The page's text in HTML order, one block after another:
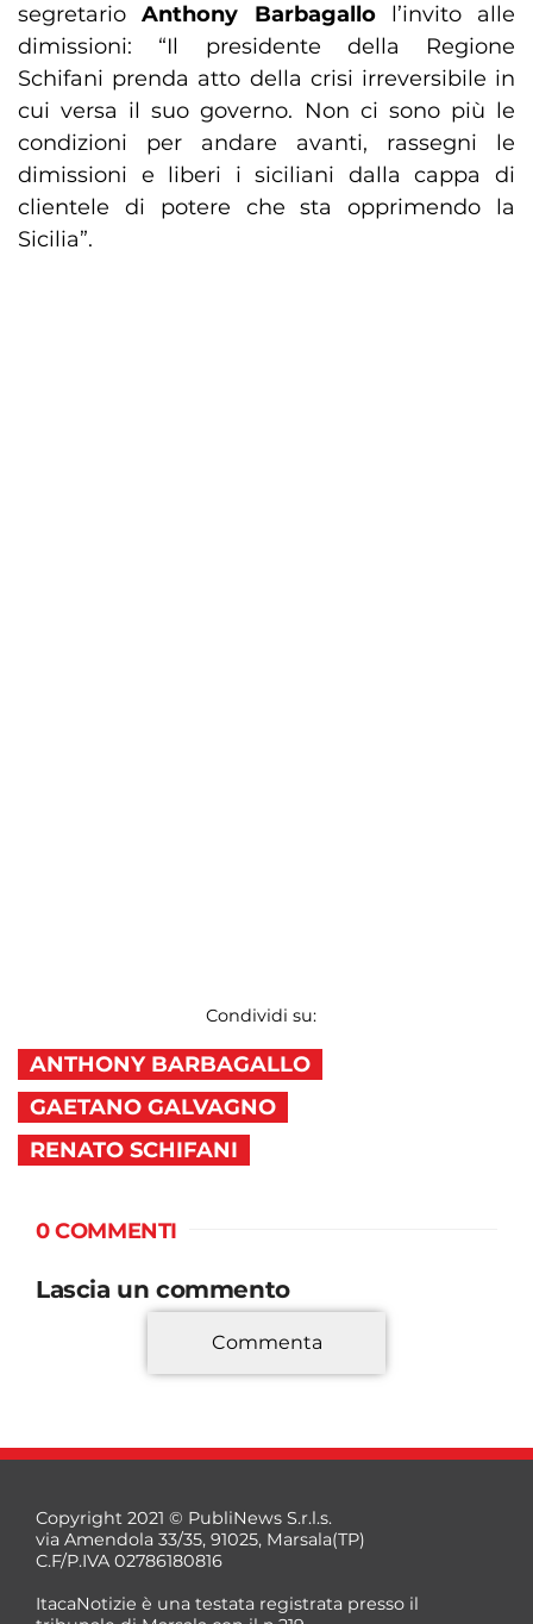
segretarioAnthony Barbagallol’invito alle
dimissioni: “Il presidente della Regione
Schifani prenda atto della crisi irreversibile in
cui versa il suo governo. Non ci sono più le
condizioni per andare avanti, rassegni le
dimissioni e liberi i siciliani dalla cappa di
clientele di potere che sta opprimendo la
Sicilia”.
Condividi su:
ANTHONY BARBAGALLO
GAETANO GALVAGNO
RENATO SCHIFANI
0 COMMENTI
Lascia un commento
*
Commenta
Copyright 2021 © PubliNews S.r.l.s.
via Amendola 33/35, 91025, Marsala(TP)
C.F/P.IVA 02786180816
ItacaNotizie è una testata registrata presso il